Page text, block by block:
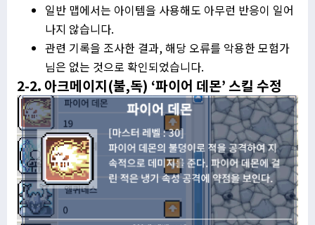
일반 맵에서는 아이템을 사용해도 아무런 반응이 일어
나지 않습니다.
관련 기록을 조사한 결과, 해당 오류를 악용한 모험가
님은 없는 것으로 확인되었습니다.
2-2.아크메이지(불,독) ‘파이어 데몬’ 스킬 수정